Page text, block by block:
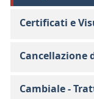
Certificati e
Cancellazione
Cambiale -